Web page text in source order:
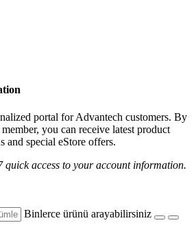
portal for Advantech customers. By
you can receive latest product
and special eStore offers.
quick access to your account information.
Binlerce ürünü arayabilirsiniz